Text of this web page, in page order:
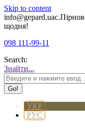
Skip to content
info@gepard.ua
щодня!
098 111-99-11
Search:
Знайти...
УКР
РУС